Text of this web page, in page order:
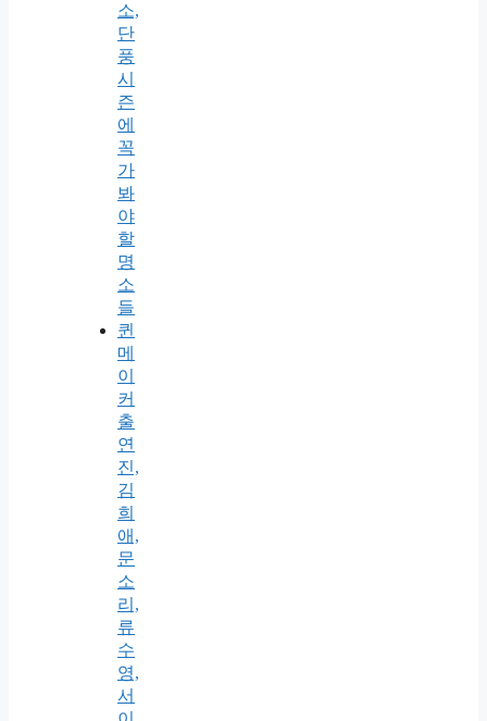
소,
단
풍
시
즌
에
꼭
가
봐
야
할
명
소
들
퀸
메
이
커
출
연
진,
김
희
애,
문
소
리,
류
수
영,
서